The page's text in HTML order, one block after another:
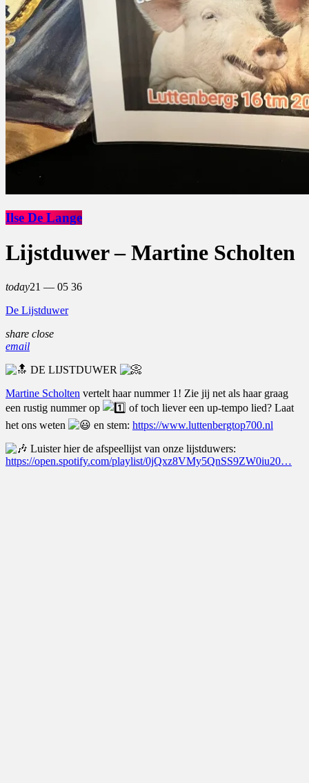
Ilse De Lange
Lijstduwer – Martine Scholten
today21 — 05 36
De Lijstduwer
share close
email
DE LIJSTDUWER
Martine Scholten vertelt haar nummer 1! Zie jij net als haar graag
een rustig nummer op
of toch liever een up-tempo lied? Laat
het ons weten
en stem: https://www.luttenbergtop700.nl
Luister hier de afspeellijst van onze lijstduwers:
https://open.spotify.com/playlist/0jQxz8VMy5QnSS9ZW0iu20…